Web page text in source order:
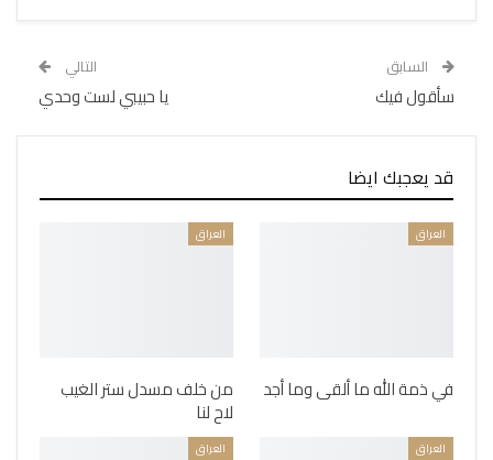
السابق
سأقول فيك
التالي
يا حبيبي لست وحدي
قد يعجبك ايضا
العراق
في ذمة الله ما ألقى وما أجد
العراق
من خلف مسدل ستر الغيب
لاح لنا
العراق العراق